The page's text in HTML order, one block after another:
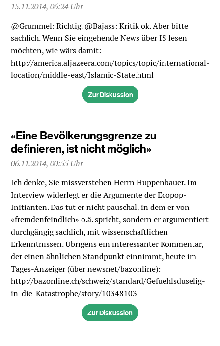
15.11.2014, 06:24 Uhr
@Grummel: Richtig. @Bajass: Kritik ok. Aber bitte
sachlich. Wenn Sie eingehende News über IS lesen
möchten, wie wärs damit:
http://america.aljazeera.com/topics/topic/international-
location/middle-east/Islamic-State.html
Zur Diskussion
«Eine Bevölkerungsgrenze zu
definieren, ist nicht möglich»
06.11.2014, 00:55 Uhr
Ich denke, Sie missverstehen Herrn Huppenbauer. Im
Interview widerlegt er die Argumente der Ecopop-
Initianten. Das tut er nicht pauschal, in dem er von
«fremdenfeindlich» o.ä. spricht, sondern er argumentiert
durchgängig sachlich, mit wissenschaftlichen
Erkenntnissen. Übrigens ein interessanter Kommentar,
der einen ähnlichen Standpunkt einnimmt, heute im
Tages-Anzeiger (über newsnet/bazonline):
http://bazonline.ch/schweiz/standard/Gefuehlsduselig-
in-die-Katastrophe/story/10348103
Zur Diskussion